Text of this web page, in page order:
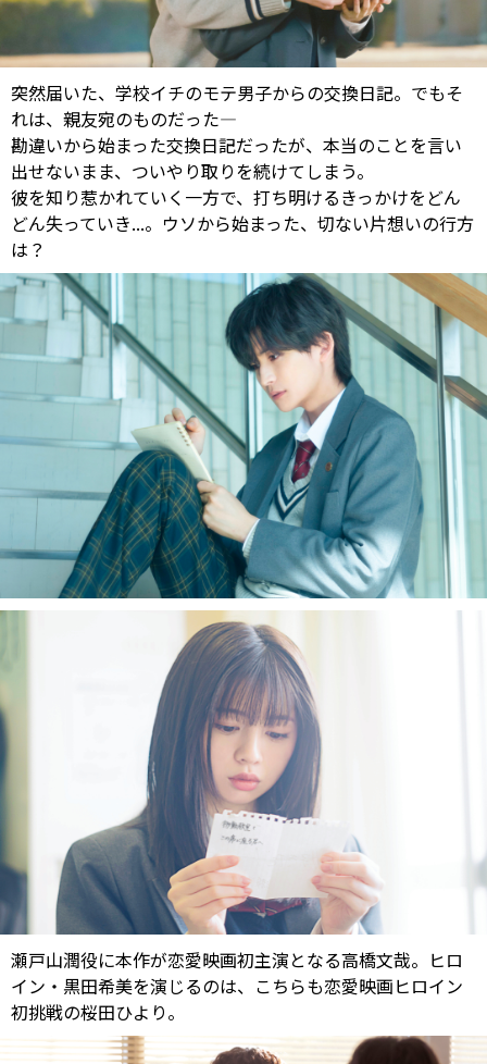
突然届いた、学校イチのモテ男子からの交換日記。でもそ
れは、親友宛のものだった―
勘違いから始まった交換日記だったが、本当のことを言い
出せないまま、ついやり取りを続けてしまう。
彼を知り惹かれていく一方で、打ち明けるきっかけをどん
どん失っていき...。ウソから始まった、切ない片想いの行方
は？
瀬戸山潤役に本作が恋愛映画初主演となる高橋文哉。ヒロ
イン・黒田希美を演じるのは、こちらも恋愛映画ヒロイン
初挑戦の桜田ひより。